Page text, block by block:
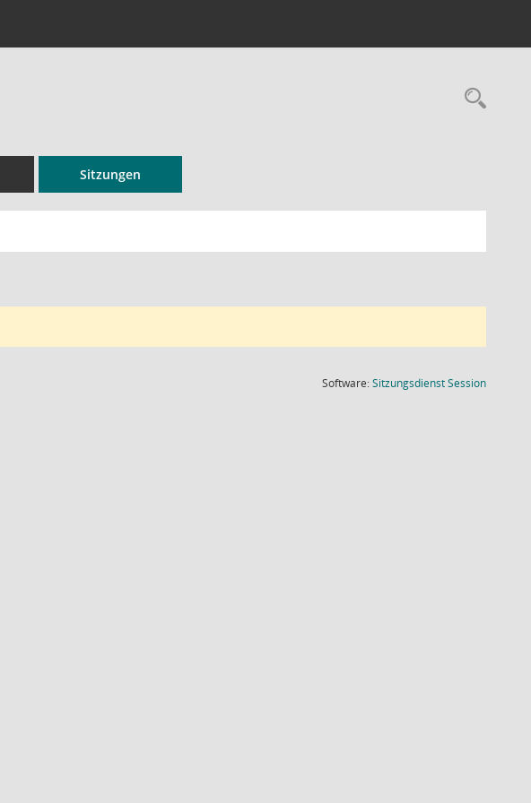
Sitzungen
Software:SitzungsdienstSession(Wird in